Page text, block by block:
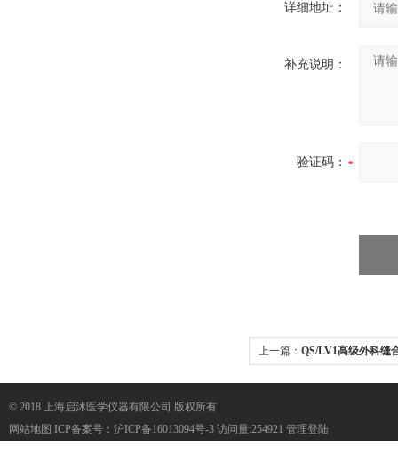
详细地址：
补充说明：
验证码：
上一篇： QS/LV1高级外科缝
© 2018 上海启沭医学仪器有限公司 版权所有
网站地图 ICP备案号： 沪ICP备16013094号-3 访问量:254921 管理登陆